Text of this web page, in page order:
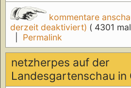
kommentare
derzeit deaktiviert) ( 4301
Permalink
netzherpes auf der
Landesgartenschau in